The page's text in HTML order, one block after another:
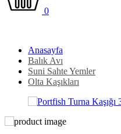
0
Anasayfa
Balık Avı
Suni Sahte Yemler
Olta Kaşıkları